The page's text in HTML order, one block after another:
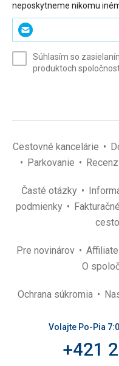
neposkytneme nikomu
Zadajte
svoj
(povinné)
Súhlasím so
produktoch
Cestovné kancelárie
Parkovanie
Časté otázky
podmienky
Pre novinárov
O
Ochrana súkromia
Volajte Po-Pia
+421